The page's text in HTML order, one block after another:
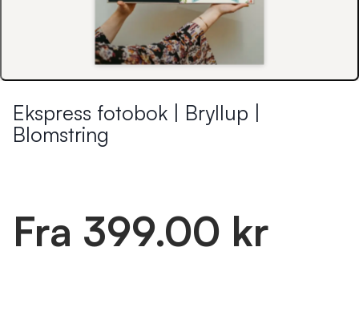
Ekspress fotobok | Bryllup |
Blomstring
Fra 399.00 kr